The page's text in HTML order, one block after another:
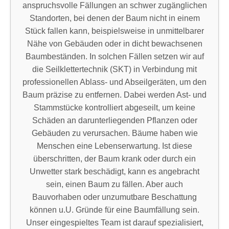
anspruchsvolle Fällungen an schwer zugänglichen
Standorten, bei denen der Baum nicht in einem
Stück fallen kann, beispielsweise in unmittelbarer
Nähe von Gebäuden oder in dicht bewachsenen
Baumbeständen. In solchen Fällen setzen wir auf
die Seilklettertechnik (SKT) in Verbindung mit
professionellen Ablass- und Abseilgeräten, um den
Baum präzise zu entfernen. Dabei werden Ast- und
Stammstücke kontrolliert abgeseilt, um keine
Schäden an darunterliegenden Pflanzen oder
Gebäuden zu verursachen. Bäume haben wie
Menschen eine Lebenserwartung. Ist diese
überschritten, der Baum krank oder durch ein
Unwetter stark beschädigt, kann es angebracht
sein, einen Baum zu fällen. Aber auch
Bauvorhaben oder unzumutbare Beschattung
können u.U. Gründe für eine Baumfällung sein.
Unser eingespieltes Team ist darauf spezialisiert,